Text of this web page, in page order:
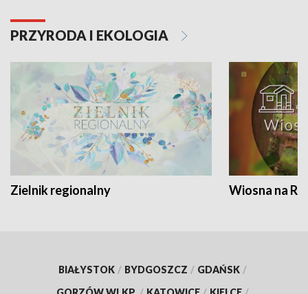
PRZYRODA I EKOLOGIA
Zielnik regionalny Wiosna na
BIAŁYSTOK / BYDGOSZCZ / GDAŃSK /